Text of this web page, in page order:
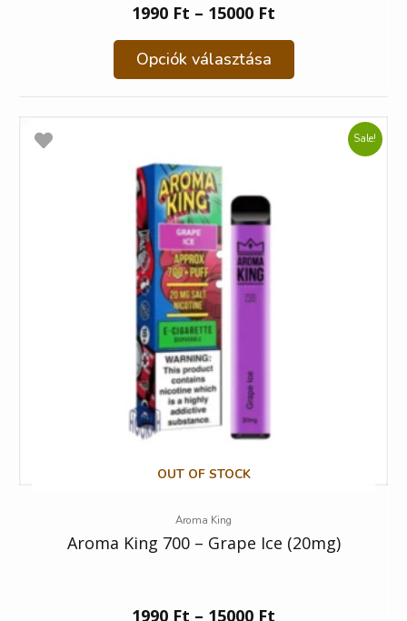
1990 Ft – 15000 Ft
Opciók választása
Sale!
OUT OF STOCK
Aroma King
Aroma King 700 – Grape Ice (20mg)
1990 Ft – 15000 Ft